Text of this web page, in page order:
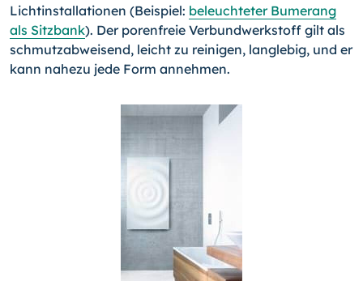
Lichtinstallationen (Beispiel: beleuchteter Bumerang
als Sitzbank). Der porenfreie Verbundwerkstoff gilt als
schmutzabweisend, leicht zu reinigen, langlebig, und er
kann nahezu jede Form annehmen.